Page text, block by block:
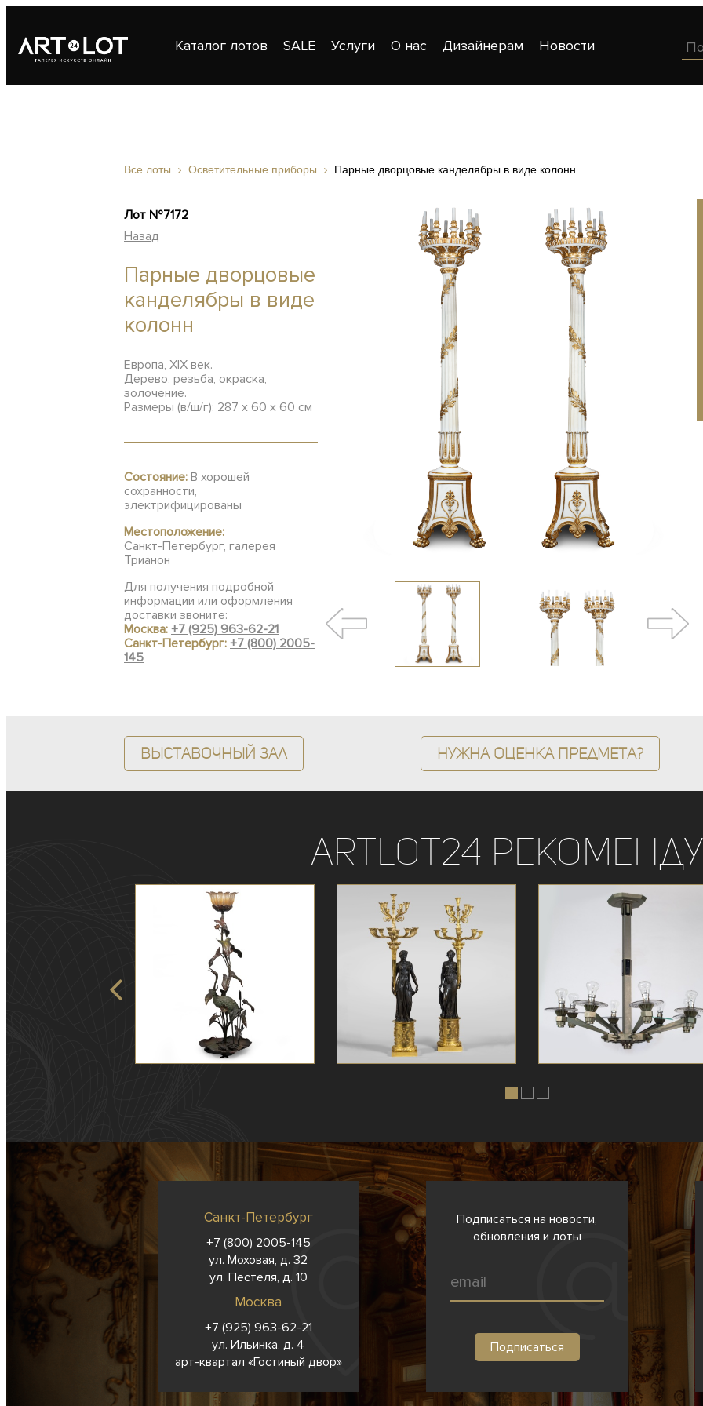
Каталог лотов SALE Услуги О нас Дизайнерам Новости
Все лоты Осветительные приборы Парные дворцовые канделябры в виде колонн
Лот №7172
Назад
Парные дворцовые
канделябры в виде
колонн
Европа, XIX век.
Дерево, резьба, окраска,
золочение.
Размеры (в/ш/г): 287 х 60 х 60 см
Состояние: В хорошей
сохранности,
электрифицированы
Местоположение:
Санкт-Петербург, галерея
Трианон
Для получения подробной
информации или оформления
доставки звоните:
Москва: +7 (925) 963-62-21
Санкт-Петербург: +7 (800) 2005-
145
Выставочный зал Нужна оценка предмета?
ArtLot24
Санкт-Петербург
+7 (800) 2005-145
ул. Моховая, д. 32
ул. Пестеля, д. 10
Москва
+7 (925) 963-62-21
ул. Ильинка, д. 4
арт-квартал «Гостиный двор»
Подписаться на новости,
обновления и лоты